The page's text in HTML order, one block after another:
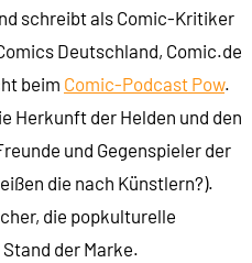
und Spielzeug-Marketing
in den Turtles?
und wo kommt es her?
schreibt als Comic-Kritiker
Deutschland, Comic.de
beim Comic-Podcast Pow.
Herkunft der Helden und den
und Gegenspieler der
die nach Künstlern?).
die popkulturelle
der Marke.